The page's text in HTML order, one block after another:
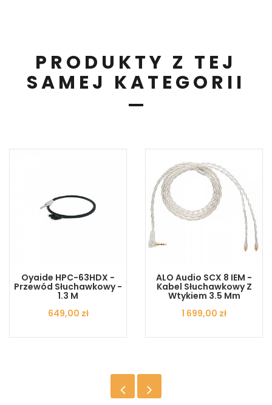
PRODUKTY Z TEJ
SAMEJ KATEGORII
Oyaide HPC-63HDX -
Przewód Słuchawkowy -
1.3 M
Cena
649,00 zł
ALO Audio SCX 8 IEM -
Kabel Słuchawkowy Z
Wtykiem 3.5 Mm
Cena
1 699,00 zł